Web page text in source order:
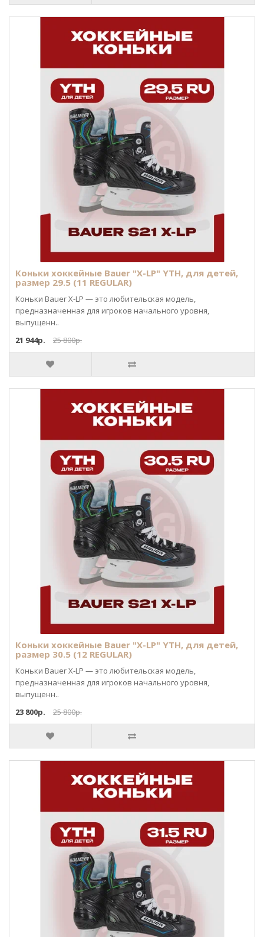
Коньки хоккейные Bauer "X-LP" YTH, для детей,
размер 29.5 (11 REGULAR)
Коньки Bauer X-LP — это любительская модель,
предназначенная для игроков начального уровня,
выпущенн..
21 944р.
25 800р.
Коньки хоккейные Bauer "X-LP" YTH, для детей,
размер 30.5 (12 REGULAR)
Коньки Bauer X-LP — это любительская модель,
предназначенная для игроков начального уровня,
выпущенн..
23 800р.
25 800р.